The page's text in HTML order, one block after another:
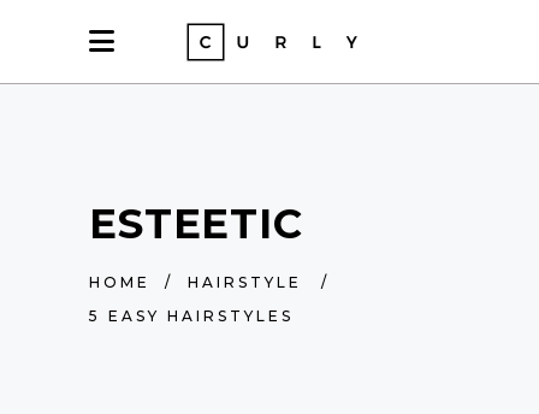
ESTEETIC
HOME / HAIRSTYLE
/
5 EASY HAIRSTYLES